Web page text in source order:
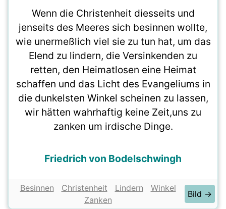
Wenn die Christenheit diesseits und
jenseits des Meeres sich besinnen wollte,
wie unermeßlich viel sie zu tun hat, um das
Elend zu lindern, die Versinkenden zu
retten, den Heimatlosen eine Heimat
schaffen und das Licht des Evangeliums in
die dunkelsten Winkel scheinen zu lassen,
wir hätten wahrhaftig keine Zeit,uns zu
zanken um irdische Dinge.
Friedrich von Bodelschwingh
Besinnen Christenheit Lindern
Winkel
Zanken
Bild →